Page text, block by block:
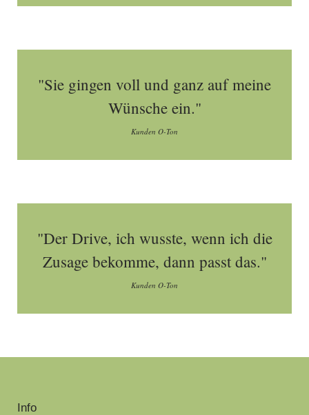
"Sie gingen voll und ganz auf meine
Wünsche ein."
Kunden O-Ton
"Der Drive, ich wusste, wenn ich die
Zusage bekomme, dann passt das."
Kunden O-Ton
Info